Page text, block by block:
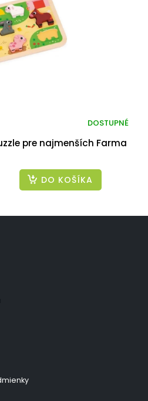
pre najmenších Farma
DOSTUPNÉ
DO KOŠÍKA